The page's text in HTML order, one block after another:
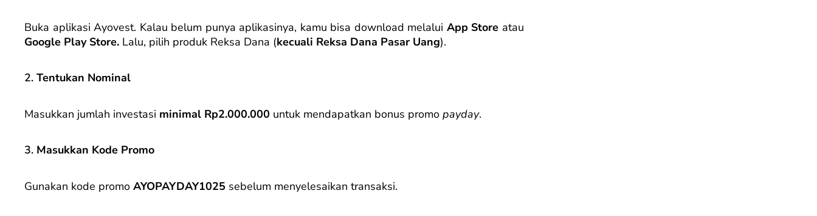
Buka aplikasi Ayovest. Kalau belum punya aplikasinya, kamu bisa download melalui App Store atau
Google Play Store. Lalu, pilih produk Reksa Dana (kecuali Reksa Dana Pasar Uang).
2. Tentukan Nominal
Masukkan jumlah investasi minimal Rp2.000.000 untuk mendapatkan bonus promo payday.
3. Masukkan Kode Promo
Gunakan kode promo AYOPAYDAY1025 sebelum menyelesaikan transaksi.